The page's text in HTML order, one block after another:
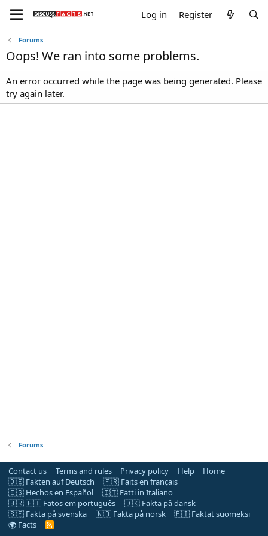
Log in Register
Forums
Oops! We ran into some problems.
An error occurred while the page was being generated. Please
try again later.
Forums
Contact us Terms and rules Privacy policy Help
Home
🇩🇪 Fakten auf Deutsch
🇫🇷 Faits en français
🇪🇸 Hechos en Español
🇮🇹 Fatti in Italiano
🇧🇷 🇵🇹 Fatos em português
🇩🇰 Fakta på dansk
🇸🇪 Fakta på svenska
🇳🇴 Fakta på norsk
🇫🇮 Faktat suomeksi
🌍 Facts
R